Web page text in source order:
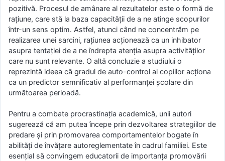
pozitivă. Procesul de amânare al rezultatelor este o formă de
rațiune, care stă la baza capacității de a ne atinge scopurilor
într-un sens optim. Astfel, atunci când ne concentrăm pe
realizarea unei sarcini, rațiunea acționează ca un inhibator
asupra tentației de a ne îndrepta atenția asupra activităților
care nu sunt relevante. O altă concluzie a studiului o
reprezintă ideea că gradul de auto-control al copiilor acționa
ca un predictor semnificativ al performanței școlare din
următoarea perioadă.
Pentru a combate procrastinația academică, unii autori
sugerează că am putea începe prin dezvoltarea strategiilor de
predare și prin promovarea comportamentelor bogate în
abilități de învățare autoreglementate în cadrul familiei. Este
esențial să convingem educatorii de importanța promovării